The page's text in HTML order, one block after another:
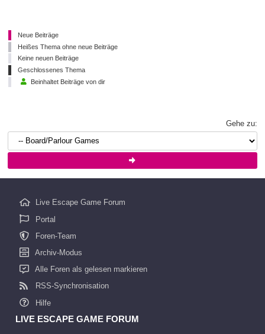
Neue Beiträge
Heißes Thema ohne neue Beiträge
Keine neuen Beiträge
Geschlossenes Thema
Beinhaltet Beiträge von dir
Gehe zu:
Live Escape Game Forum
Portal
Foren-Team
Archiv-Modus
Alle Foren als gelesen markieren
RSS-Synchronisation
Hilfe
LIVE ESCAPE GAME FORUM